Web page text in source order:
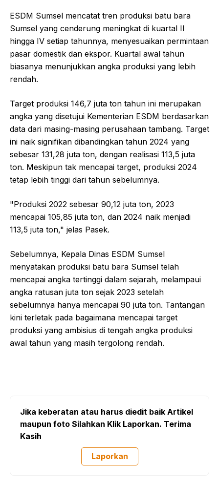
ESDM Sumsel mencatat tren produksi batu bara
Sumsel yang cenderung meningkat di kuartal II
hingga IV setiap tahunnya, menyesuaikan permintaan
pasar domestik dan ekspor. Kuartal awal tahun
biasanya menunjukkan angka produksi yang lebih
rendah.
Target produksi 146,7 juta ton tahun ini merupakan
angka yang disetujui Kementerian ESDM berdasarkan
data dari masing-masing perusahaan tambang. Target
ini naik signifikan dibandingkan tahun 2024 yang
sebesar 131,28 juta ton, dengan realisasi 113,5 juta
ton. Meskipun tak mencapai target, produksi 2024
tetap lebih tinggi dari tahun sebelumnya.
"Produksi 2022 sebesar 90,12 juta ton, 2023
mencapai 105,85 juta ton, dan 2024 naik menjadi
113,5 juta ton," jelas Pasek.
Sebelumnya, Kepala Dinas ESDM Sumsel
menyatakan produksi batu bara Sumsel telah
mencapai angka tertinggi dalam sejarah, melampaui
angka ratusan juta ton sejak 2023 setelah
sebelumnya hanya mencapai 90 juta ton. Tantangan
kini terletak pada bagaimana mencapai target
produksi yang ambisius di tengah angka produksi
awal tahun yang masih tergolong rendah.
Jika keberatan atau harus diedit baik Artikel
maupun foto Silahkan Klik Laporkan. Terima
Kasih
Laporkan